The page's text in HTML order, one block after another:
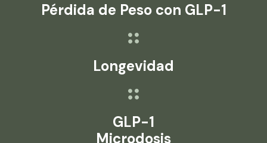
Pérdida de Peso con GLP-1
Longevidad
GLP-1
Microdosis